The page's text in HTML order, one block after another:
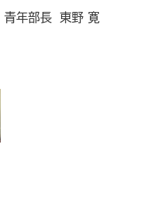
青年部長 東野 寛